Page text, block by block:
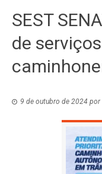
SEST
de
9 de outubro de 2024 por